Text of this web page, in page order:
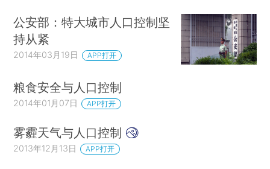
公安部：特大城市人口控制坚
持从紧
2014年03月19日 APP打开
粮食安全与人口控制
2014年01月07日 APP打开
雾霾天气与人口控制
2013年12月13日 APP打开